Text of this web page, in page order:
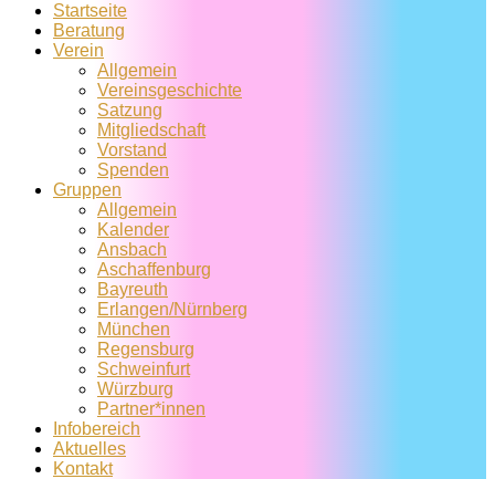
Startseite
Beratung
Verein
Allgemein
Vereins­geschichte
Satzung
Mitglied­schaft
Vorstand
Spenden
Gruppen
Allgemein
Kalender
Ansbach
Aschaffenburg
Bayreuth
Erlangen/Nürnberg
München
Regensburg
Schweinfurt
Würzburg
Partner*innen
Infobereich
Aktuelles
Kontakt